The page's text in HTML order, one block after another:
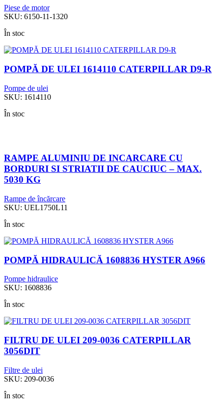
Piese de motor
SKU: 6150-11-1320
În stoc
POMPĂ DE ULEI 1614110 CATERPILLAR D9-R
Pompe de ulei
SKU: 1614110
În stoc
RAMPE ALUMINIU DE INCARCARE CU
BORDURI SI STRIATII DE CAUCIUC – MAX.
5030 KG
Rampe de încărcare
SKU: UEL1750L11
În stoc
POMPĂ HIDRAULICĂ 1608836 HYSTER A966
Pompe hidraulice
SKU: 1608836
În stoc
FILTRU DE ULEI 209-0036 CATERPILLAR
3056DIT
Filtre de ulei
SKU: 209-0036
În stoc